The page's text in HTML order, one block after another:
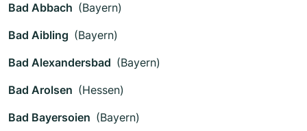
Bad Abbach (Bayern)
Bad Aibling (Bayern)
Bad Alexandersbad (Bayern)
Bad Arolsen (Hessen)
Bad Bayersoien (Bayern)